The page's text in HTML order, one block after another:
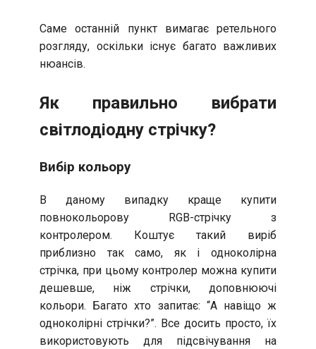
Саме останній пункт вимагає ретельного
розгляду, оскільки існує багато важливих
нюансів.
Як правильно вибрати
світлодіодну стрічку?
Вибір кольору
В даному випадку краще купити
повнокольорову RGB-стрічку з
контролером. Коштує такий виріб
приблизно так само, як і одноколірна
стрічка, при цьому контролер можна купити
дешевше, ніж стрічки, доповнюючі
кольори. Багато хто запитає: “А навіщо ж
одноколірні стрічки?”. Все досить просто, їх
використовують для підсвічування на